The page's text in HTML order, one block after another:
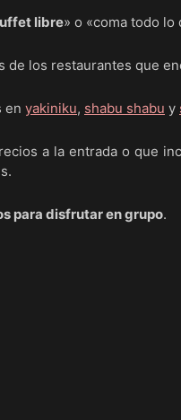
libre» o «coma todo lo
de los restaurantes que
en yakiniku, shabu shabu y
a la entrada o que
para disfrutar en grupo.